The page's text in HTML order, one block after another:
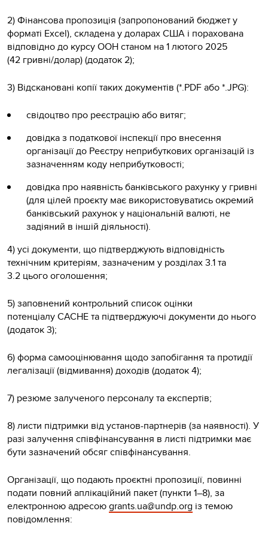
2) Фінансова пропозиція (запропонований бюджет у
форматі Excel), складена у доларах США і порахована
відповідно до курсу ООН станом на 1 лютого 2025
(42 гривні/долар) (додаток 2);
3) Відскановані копії таких документів (*.PDF або *.JPG):
свідоцтво про реєстрацію або витяг;
довідка з податкової інспекції про внесення
організації до Реєстру неприбуткових організацій із
зазначенням коду неприбутковості;
довідка про наявність банківського рахунку у гривні
(для цілей проєкту має використовуватись окремий
банківський рахунок у національній валюті, не
задіяний в іншій діяльності).
4) усі документи, що підтверджують відповідність
технічним критеріям, зазначеним у розділах 3.1 та
3.2 цього оголошення;
5) заповнений контрольний список оцінки
потенціалу CACHE та підтверджуючі документи до нього
(додаток 3);
6) форма самооцінювання щодо запобігання та протидії
легалізації (відмивання) доходів (додаток 4);
7) резюме залученого персоналу та експертів;
8) листи підтримки від установ-партнерів (за наявності). У
разі залучення співфінансування в листі підтримки має
бути зазначений обсяг співфінансування.
Організації, що подають проєктні пропозиції, повинні
подати повний аплікаційний пакет (пункти 1–8), за
електронною адресоюgrants.ua@undp.org із темою
повідомлення: